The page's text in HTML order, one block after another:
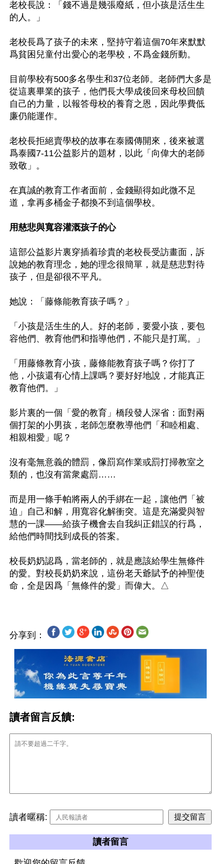
老校長說：「錢不過是幾張廢紙，但小孩是活生生
的人。」
老校長爲了孩子的未來，堅持守着這個70年來默默
爲貧困兒童付出愛心的老學校，不爲金錢所動。
目前學校有500多名學生和37位老師。老師們大多是
從這裏畢業的孩子，他們長大學成後回來母校回饋
自己的力量，以報答母校的養育之恩，因此學費低
廉仍能運作。
老校長拒絕賣學校的故事在泰國傳開來，後來被選
爲泰國7-11公益影片的題材，以此「向偉大的老師
致敬」。
在真誠的教育工作者面前，金錢顯得如此微不足
道，拿再多桶金子都換不到這個學校。
用慈悲與寬容灌溉孩子的心
這部公益影片裏穿插着珍貴的老校長受訪畫面，訴
說她的教育理念，她的理念很簡單，就是慈悲對待
孩子，但是卻很不平凡。
她說：「藤條能教育孩子嗎？」
「小孩是活生生的人。好的老師，要愛小孩，要包
容他們、教育他們和指導他們，不能只是打罵。」
「用藤條教育小孩，藤條能教育孩子嗎？你打了
他，小孩還有心情上課嗎？要好好地說，才能真正
教育他們。」
影片裏的一個「愛的教育」橋段發人深省：面對兩
個打架的小男孩，老師怎麼教導他們「和睦相處、
相親相愛」呢？
沒有毫無意義的體罰，像罰寫作業或罰打掃教室之
類的，也沒有當衆處罰……
而是用一條手帕將兩人的手綁在一起，讓他們「被
迫」自己和解，用寬容化解衝突。這是充滿愛與智
慧的一課——給孩子機會去自我糾正錯誤的行爲，
給他們時間找到成長的答案。
校長奶奶認爲，當老師的，就是應該給學生無條件
的愛。對校長奶奶來說，這份老天爺賦予的神聖使
分享到：
讀者留言反饋:
讀者暱稱:
讀者留言